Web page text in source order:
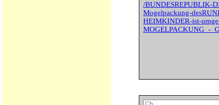
/BUNDESREPUBLIK-
Mogelpackung-
HEIMKINDER-ist-
MOGELPACKUNG_-